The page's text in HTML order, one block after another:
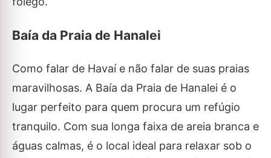
Baía da Praia de Hanalei
Como falar de Havaí e não falar de suas praias
maravilhosas. A Baía da Praia de Hanalei é o
lugar perfeito para quem procura um refúgio
tranquilo. Com sua longa faixa de areia branca e
águas calmas, é o local ideal para relaxar sob o